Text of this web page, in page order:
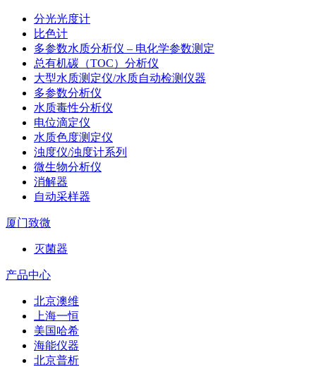
分光光度计
比色计
多参数水质分析仪 – 电化学参数测定
总有机碳（TOC）分析仪
大型水质测定仪/水质自动检测仪器
多参数分析仪
水质毒性分析仪
电位滴定仪
水质色度测定仪
浊度仪/浊度计系列
微生物分析仪
消解器
自动采样器
厦门致微
灭菌器
产品中心
北京澳维
上海一恒
美国哈希
海能仪器
北京普析